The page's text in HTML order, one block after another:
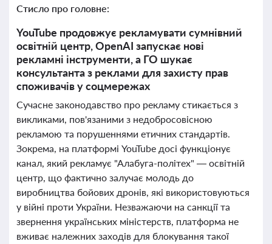
Стисло про головне:
YouTube продовжує рекламувати сумнівний
освітній центр, OpenAI запускає нові
рекламні інструменти, а ГО шукає
консультанта з реклами для захисту прав
споживачів у соцмережах
Сучасне законодавство про рекламу стикається з
викликами, пов'язаними з недобросовісною
рекламою та порушеннями етичних стандартів.
Зокрема, на платформі YouTube досі функціонує
канал, який рекламує "Алабуга-політех" — освітній
центр, що фактично залучає молодь до
виробництва бойових дронів, які використовуються
у війні проти України. Незважаючи на санкції та
звернення українських міністерств, платформа не
вживає належних заходів для блокування такої